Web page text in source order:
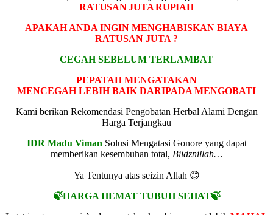
RATUSAN JUTA RUPIAH
APAKAH ANDA INGIN MENGHABISKAN BIAYA
RATUSAN JUTA ?
CEGAH SEBELUM TERLAMBAT
PEPATAH MENGATAKAN
MENCEGAH LEBIH BAIK DARIPADA MENGOBATI
Kami berikan Rekomendasi Pengobatan Herbal Alami Dengan
Harga Terjangkau
IDR Madu Viman Solusi Mengatasi Gonore yang dapat
memberikan kesembuhan total, Biidznillah…
Ya Tentunya atas seizin Allah 😊
🍃HARGA HEMAT TUBUH SEHAT🍃